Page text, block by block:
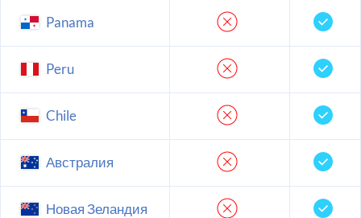
Panama
Peru
Chile
Австралия
Новая Зеландия